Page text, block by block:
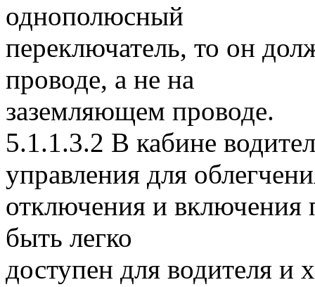
однополюсный
переключатель, то он
проводе, а не на
заземляющем проводе.
5.1.1.3.2 В кабине
управления для
отключения и включения
быть легко
доступен для водителя